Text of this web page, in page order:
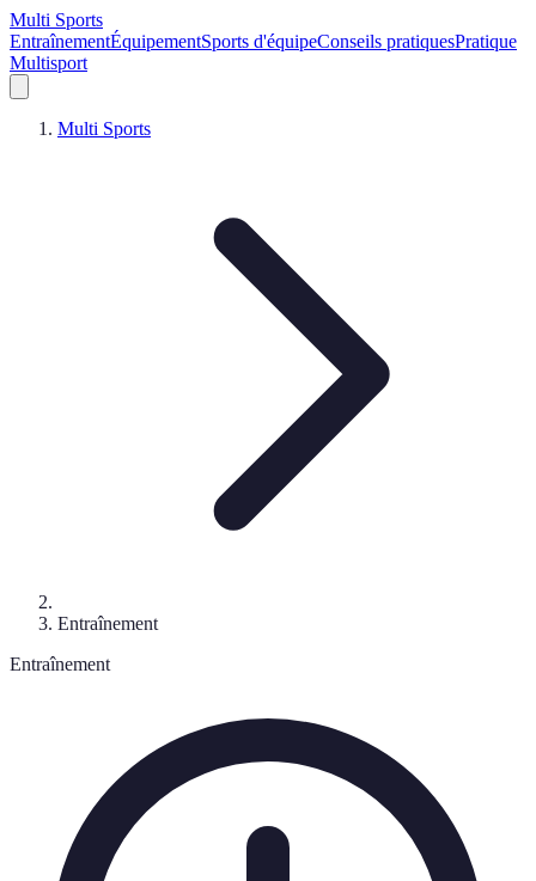
Multi Sports
EntraînementÉquipementSports d'équipeConseils pratiquesPratique
Multisport
Multi Sports
Entraînement
Entraînement